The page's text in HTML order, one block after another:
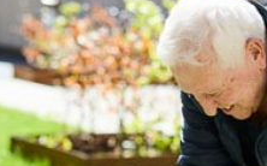
m
e
n
y
f
ö